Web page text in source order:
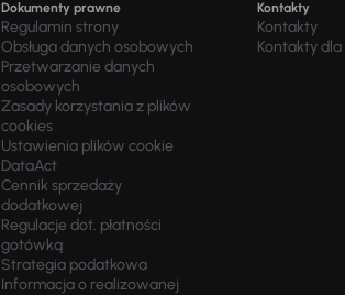
Dokumenty prawne
Regulamin strony
Obsługa danych osobowych
Przetwarzanie danych
osobowych
Zasady korzystania z plików
cookies
Ustawienia plików cookie
DataAct
Cennik sprzedaży
dodatkowej
Regulacje dot. płatności
gotówką
Strategia podatkowa
Informacja o realizowanej
Kontakty
Kontakty
Kontakty